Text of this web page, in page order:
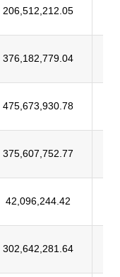
206,512,212.05
376,182,779.04
475,673,930.78
375,607,752.77
42,096,244.42
302,642,281.64